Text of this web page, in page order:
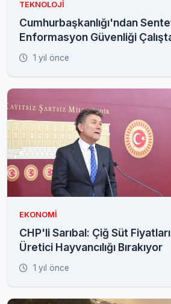
TEKNOLOJI
Cumhurbaşkanlığı'ndan
Enformasyon Güvenliği
1 yıl önce
EKONOMI
CHP'li Sarıbal: Çiğ Süt
Üretici Hayvancılığı Bırakıyor
1 yıl önce